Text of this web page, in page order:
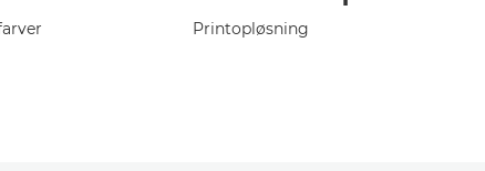
Printopløsning